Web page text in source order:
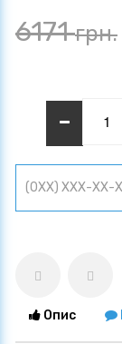
6171грн.
Опис